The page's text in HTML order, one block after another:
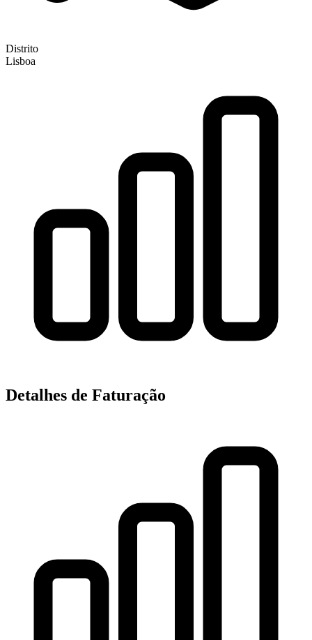
Distrito
Lisboa
Detalhes de Faturação